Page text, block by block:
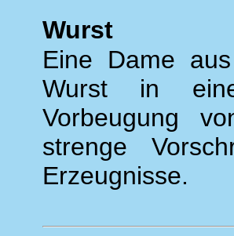
Wurst
Eine Dame
Wurst in
Vorbeugung
strenge
Erzeugnisse.